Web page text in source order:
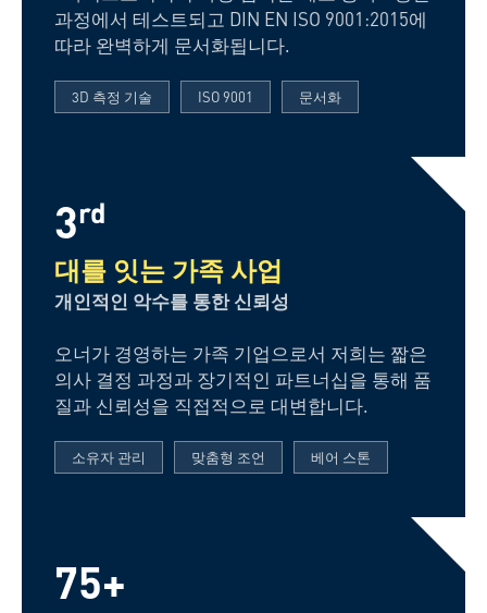
과정에서 테스트되고 DIN EN ISO 9001:2015에
따라 완벽하게 문서화됩니다.
3D 측정 기술 ISO 9001 문서화
3rd
대를 잇는 가족 사업
개인적인 악수를 통한 신뢰성
오너가 경영하는 가족 기업으로서 저희는 짧은
의사 결정 과정과 장기적인 파트너십을 통해 품
질과 신뢰성을 직접적으로 대변합니다.
소유자 관리 맞춤형 조언 베어 스톤
75+